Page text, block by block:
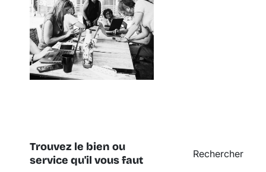
Trouvez le bien ou
service qu'il vous faut
Rechercher